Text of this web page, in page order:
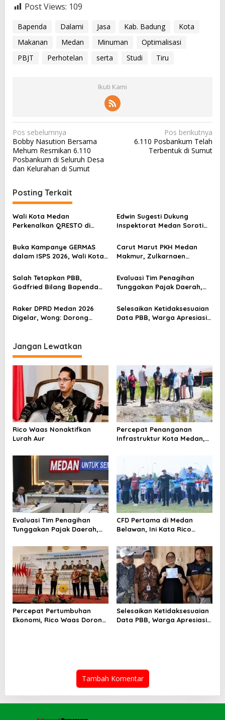
Post Views: 109
Bapenda Dalami Jasa Kab. Badung
Kota
Makanan
Medan Minuman
Optimalisasi
PBJT
Perhotelan serta Studi Tiru
Ikuti Kami
N
a
v
i
g
a
s
i
p
o
s
Pos sebelumnya
Bobby Nasution Bersama
Mehum Resmikan 6.110
Posbankum di Seluruh Desa
dan Kelurahan di Sumut
Pos berikutnya
6.110 Posbankum Telah
Terbentuk di Sumut
Posting Terkait
Wali Kota Medan
Perkenalkan QRESTO di
Edwin Sugesti Dukung
Inspektorat Medan Soroti
Terkait Rendahnya Serapan
Anggaran
Buka Kampanye GERMAS
dalam ISPS 2026, Wali Kota
Penurunan Stunting
Carut Marut PKH Medan
Makmur, Zulkarnaen
Pemko Salurkan Bansos
Salah Tetapkan PBB,
Godfried Bilang Bapenda
Denda pada WP
Evaluasi Tim Penagihan
Tunggakan Pajak Daerah,
Tagih Rp 1,4 M pada Juli
2026
Raker DPRD Medan 2026
Digelar, Wong: Dorong
Digitalisasi
Selesaikan Ketidaksesuaian
Data PBB, Warga Apresiasi
Jangan Lewatkan
Rico Waas Nonaktifkan
Lurah Aur
Percepat Penanganan
Infrastruktur Kota Medan,
Evaluasi Tim Penagihan
Tunggakan Pajak Daerah,
Tagih Rp 1,4 M pada Juli
2026
CFD Pertama di Medan
Belawan, Ini Kata Rico
Percepat Pertumbuhan
Ekonomi, Rico Waas Dorong
Selesaikan Ketidaksesuaian
Data PBB, Warga Apresiasi
Tambah Komentar